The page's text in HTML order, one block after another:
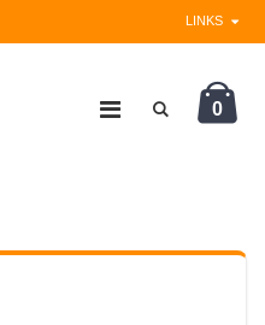
LINKS
0